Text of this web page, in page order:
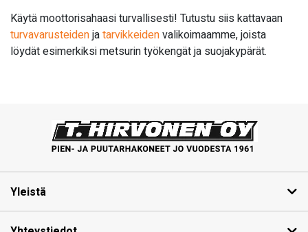
Käytä moottorisahaasi turvallisesti! Tutustu siis kattavaan
turvavarusteidenjatarvikkeidenvalikoimaamme, joista
löydät esimerkiksi metsurin työkengät ja suojakypärät.
Yleistä